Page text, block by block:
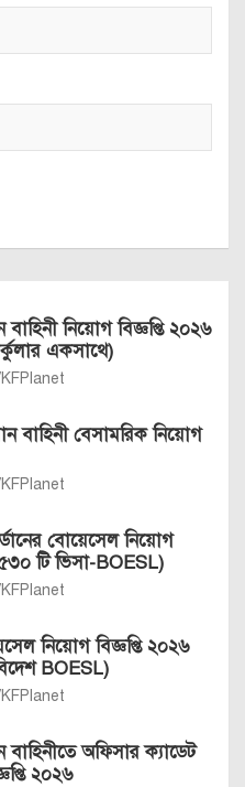
বাহিনী নিয়োগ বিজ্ঞপ্তি ২০২৬
একসাথে)
KFPlanet
বাহিনী বেসামরিক নিয়োগ
KFPlanet
বোয়েসেল নিয়োগ
টি ভিসা-BOESL)
KFPlanet
নিয়োগ বিজ্ঞপ্তি ২০২৬
BOESL)
KFPlanet
বাহিনীতে অফিসার ক্যাডেট
২০২৬